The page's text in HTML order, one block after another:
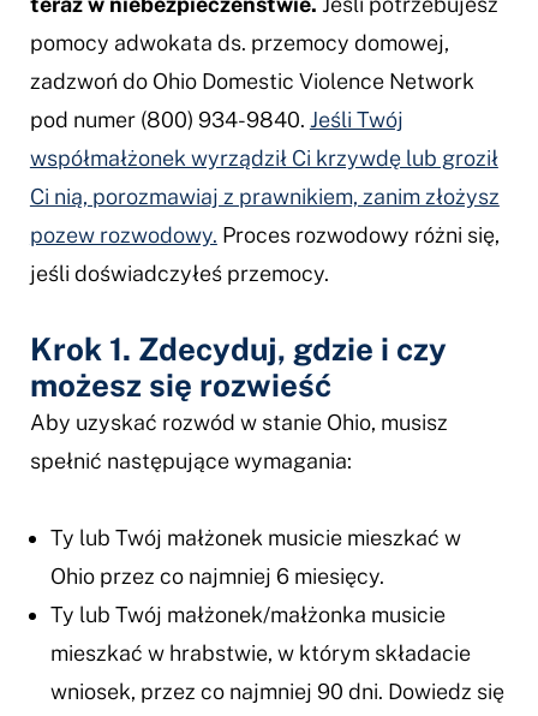
pomocy adwokata ds. przemocy domowej,
zadzwoń do Ohio Domestic Violence Network
pod numer (800) 934-9840. Jeśli Twój
współmałżonek wyrządził Ci krzywdę lub groził
Ci nią, porozmawiaj z prawnikiem, zanim złożysz
pozew rozwodowy. Proces rozwodowy różni się,
jeśli doświadczyłeś przemocy.
Krok 1. Zdecyduj, gdzie i czy
możesz się rozwieść
Aby uzyskać rozwód w stanie Ohio, musisz
spełnić następujące wymagania:
Ty lub Twój małżonek musicie mieszkać w
Ohio przez co najmniej 6 miesięcy.
Ty lub Twój małżonek/małżonka musicie
mieszkać w hrabstwie, w którym składacie
wniosek, przez co najmniej 90 dni. Dowiedz się